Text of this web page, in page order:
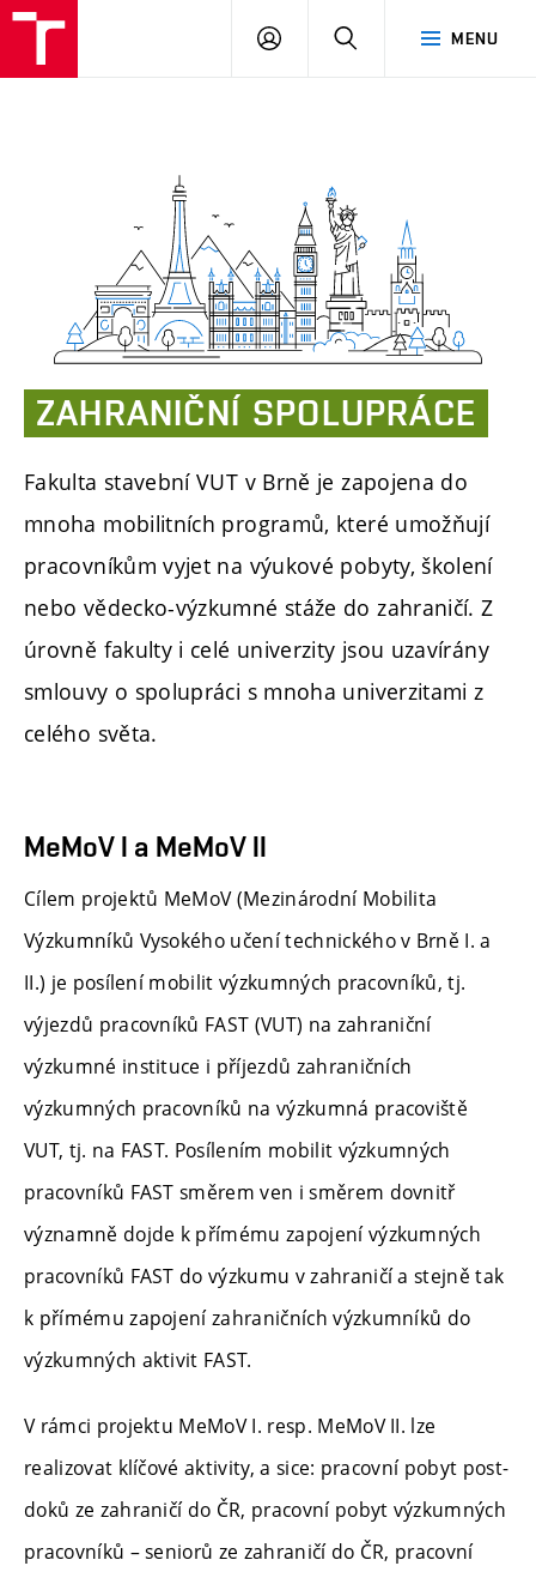
Brno
MENU
PŘIHLÁSIT
ZAHRANIČNÍ SPOLUPRÁCE
Fakulta stavební VUT v Brně je zapojena do
mnoha mobilitních programů, které umožňují
pracovníkům vyjet na výukové pobyty, školení
nebo vědecko-výzkumné stáže do zahraničí. Z
úrovně fakulty i celé univerzity jsou uzavírány
smlouvy o spolupráci s mnoha univerzitami z
celého světa.
MeMoV I a MeMoV II
Cílem projektů MeMoV (Mezinárodní Mobilita
Výzkumníků Vysokého učení technického v Brně I. a
II.) je posílení mobilit výzkumných pracovníků, tj.
výjezdů pracovníků FAST (VUT) na zahraniční
výzkumné instituce i příjezdů zahraničních
výzkumných pracovníků na výzkumná pracoviště
VUT, tj. na FAST. Posílením mobilit výzkumných
pracovníků FAST směrem ven i směrem dovnitř
významně dojde k přímému zapojení výzkumných
pracovníků FAST do výzkumu v zahraničí a stejně tak
k přímému zapojení zahraničních výzkumníků do
výzkumných aktivit FAST.
V rámci projektu MeMoV I. resp. MeMoV II. lze
realizovat klíčové aktivity, a sice: pracovní pobyt post-
doků ze zahraničí do ČR, pracovní pobyt výzkumných
pracovníků – seniorů ze zahraničí do ČR, pracovní